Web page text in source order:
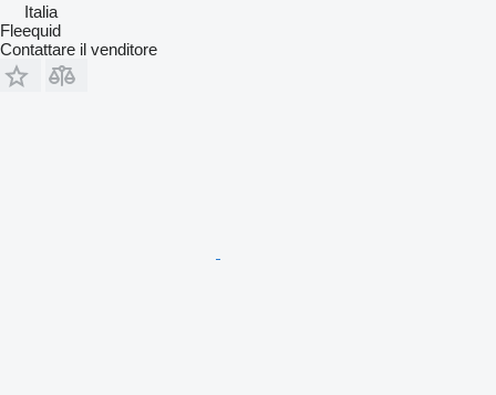
Italia
Fleequid
Contattare il venditore